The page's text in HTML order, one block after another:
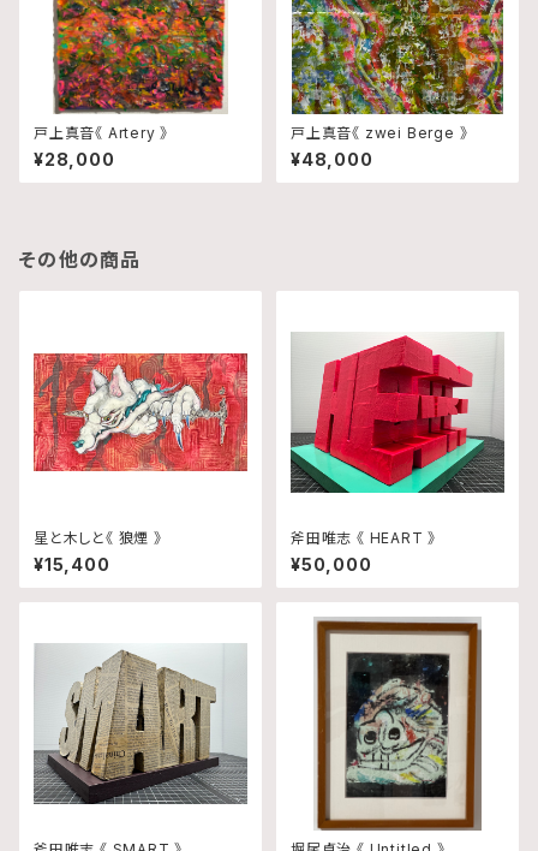
戸上真音《 Artery 》
¥28,000
戸上真音《 zwei Berge 》
¥48,000
その他の商品
星と木しと《 狼煙 》
¥15,400
斧田唯志 《 HEART 》
¥50,000